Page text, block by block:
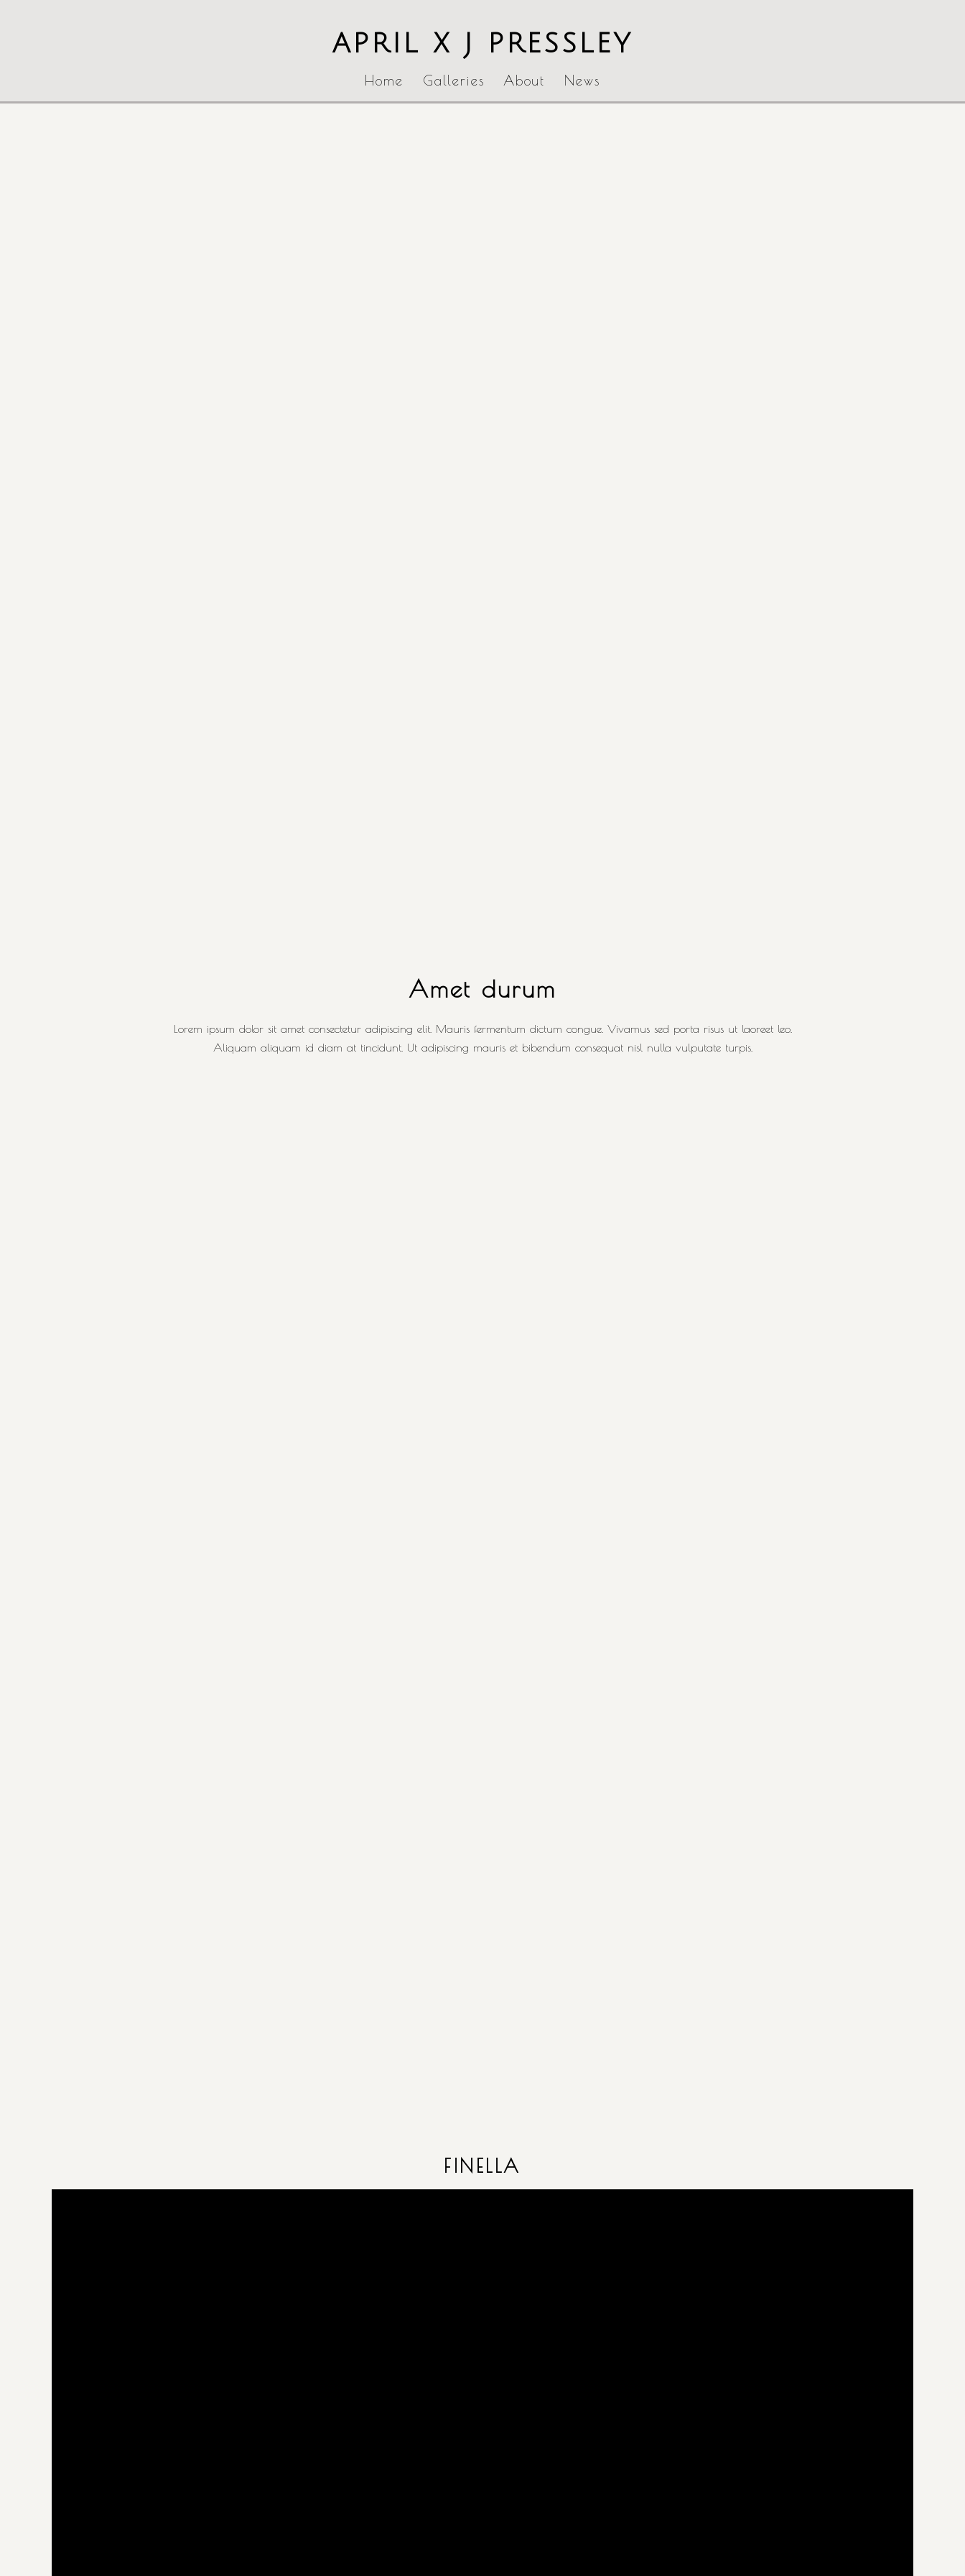
APRIL X J PRESSLEY
Home Galleries About News
Amet durum
Lorem ipsum dolor sit amet consectetur adipiscing elit. Mauris fermentum dictum congue. Vivamus sed porta risus ut laoreet leo.
Aliquam aliquam id diam at tincidunt. Ut adipiscing mauris et bibendum consequat nisl nulla vulputate turpis.
FINELLA